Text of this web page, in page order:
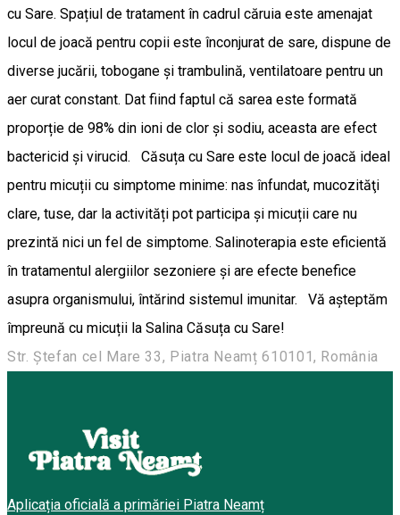
cu Sare. Spațiul de tratament în cadrul căruia este amenajat
locul de joacă pentru copii este înconjurat de sare, dispune de
diverse jucării, tobogane și trambulină, ventilatoare pentru un
aer curat constant. Dat fiind faptul că sarea este formată
proporție de 98% din ioni de clor şi sodiu, aceasta are efect
bactericid şi virucid. Căsuța cu Sare este locul de joacă ideal
pentru micuții cu simptome minime: nas înfundat, mucozităţi
clare, tuse, dar la activități pot participa și micuții care nu
prezintă nici un fel de simptome. Salinoterapia este eficientă
în tratamentul alergiilor sezoniere și are efecte benefice
asupra organismului, întărind sistemul imunitar. Vă așteptăm
împreună cu micuții la Salina Căsuța cu Sare!
Str. Ștefan cel Mare 33, Piatra Neamț 610101, România
Aplicația oficială a primăriei Piatra Neamț